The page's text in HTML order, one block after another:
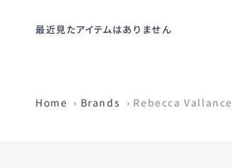
最近見たアイテムはありません
Home Brands Rebecca Vallance